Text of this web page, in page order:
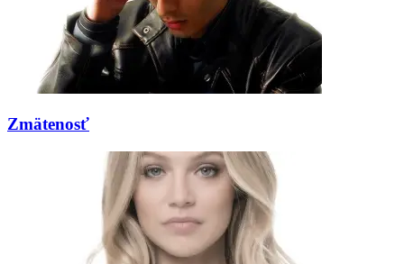
Zmätenosť